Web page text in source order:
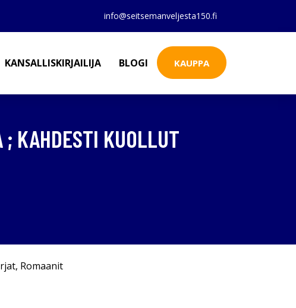
info@seitsemanveljesta150.fi
KANSALLISKIRJAILIJA BLOGI KAUPPA
KAHDESTI KUOLLUT
, Romaanit